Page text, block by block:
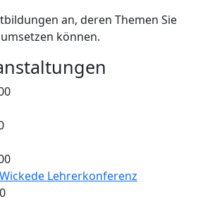
an, deren Themen Sie
können.
Lehrerkonferenz